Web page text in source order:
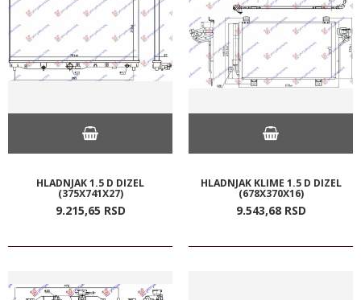
HLADNJAK 1.5 D DIZEL
(375X741X27)
9.215,65 RSD
HLADNJAK KLIME 1.5 D DIZEL
(678X370X16)
9.543,68 RSD